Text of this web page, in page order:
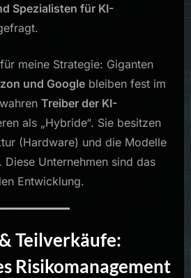
Spezialisten für KI-
meine Strategie: Giganten
und Google bleiben fest im
Treiber der KI-
als „Hybride“. Sie besitzen
(Hardware) und die Modelle
Unternehmen sind das
Entwicklung.
Teilverkäufe:
Risikomanagement